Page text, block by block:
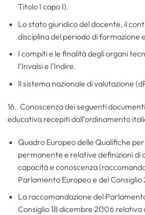
Titolo I capo I).
Lo stato giuridico del docente, il
disciplina del periodo di formazione
I compiti e le finalità degli organi
l’Invalsi e l’Indire.
Il sistema nazionale di valutazione
16. Conoscenza dei seguenti
educativa recepiti dall’ordinamento
Quadro Europeo delle Qualifiche
permanente e relative definizioni di
capacità e conoscenza
Parlamento Europeo e del
La raccomandazione del
Consiglio 18 dicembre 2006 relativa